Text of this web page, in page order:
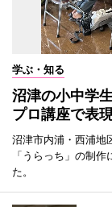
学ぶ・知る
沼津の小中学
プロ講座で表
沼津市内浦・西浦地
「うらっち」の制
た。